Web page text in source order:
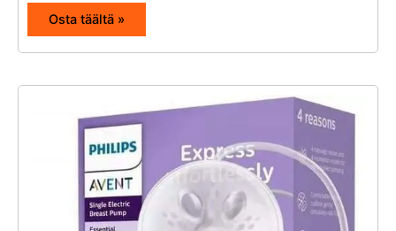
Osta täältä »